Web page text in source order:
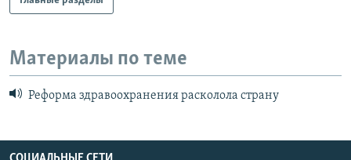
Материалы по теме
Реформа здравоохранения расколола страну